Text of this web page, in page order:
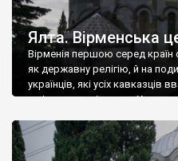
Ялта. Вірменська
Вірменія першою серед країн
як державну релігію, й на
українців, які усіх
є відданими вірянами Христа